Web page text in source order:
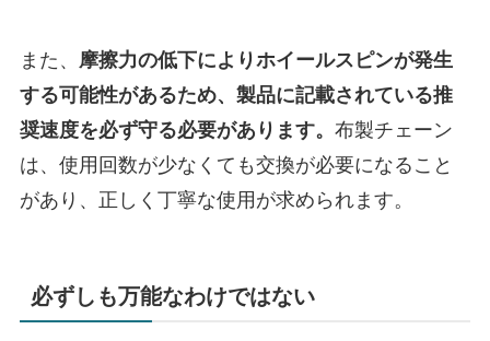
また、
摩擦力の低下によりホイールスピンが発生
する可能性があるため、製品に記載されている推
奨速度を必ず守る必要があります。 布製チェーン
は、使用回数が少なくても交換が必要になること
があり、正しく丁寧な使用が求められます。
必ずしも万能なわけではない